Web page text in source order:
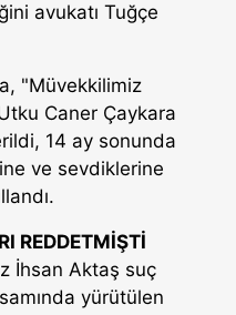
avukatı Tuğçe
"Müvekkilimiz
Caner Çaykara
14 ay sonunda
ve sevdiklerine
REDDETMİŞTİ
İhsan Aktaş suç
yürütülen